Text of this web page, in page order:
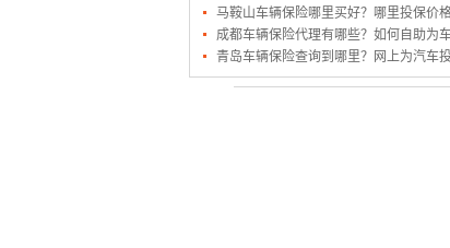
马鞍山车辆保险哪里买好？哪里投保价
成都车辆保险代理有哪些？如何自助为
青岛车辆保险查询到哪里？网上为汽车